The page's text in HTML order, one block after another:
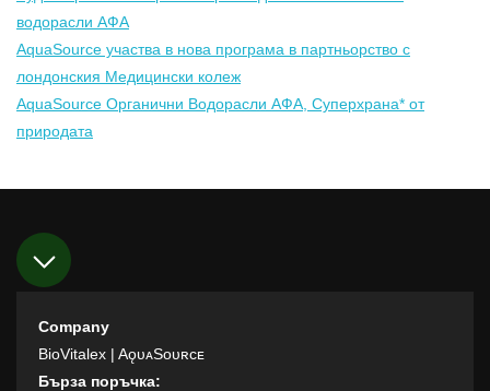
водорасли АФА
AquaSource участва в нова програма в партньорство с
лондонския Медицински колеж
AquaSource Органични Водорасли АФА, Суперхрана* от
природата
Company
BioVitalex | AǫᴜᴀSᴏᴜʀᴄᴇ
Бърза поръчка: